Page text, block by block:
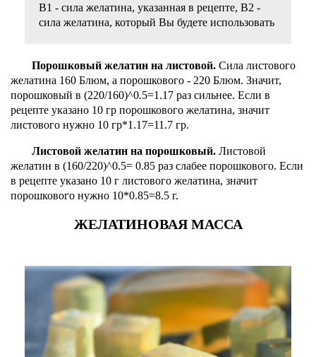
В1 - сила желатина, указанная в рецепте, В2 -
сила желатина, который Вы будете использовать
Порошковый желатин на листовой. Сила листового
желатина 160 Блюм, а порошкового - 220 Блюм. Значит,
порошковый в (220/160)^0.5=1.17 раз сильнее. Если в
рецепте указано 10 гр порошкового желатина, значит
листового нужно 10 гр*1.17=11.7 гр.
Листовой желатин на порошковый. Листовой
желатин в (160/220)^0.5= 0.85 раз слабее порошкового. Если
в рецепте указано 10 г листового желатина, значит
порошкового нужно 10*0.85=8.5 г.
ЖЕЛАТИНОВАЯ МАССА